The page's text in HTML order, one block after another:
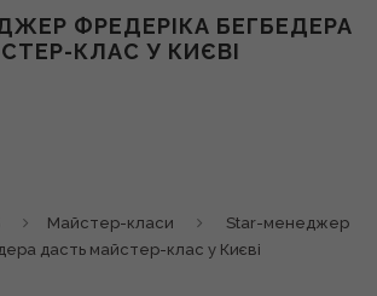
ФРЕДЕРІКА БЕГБЕДЕРА
КЛАС У КИЄВІ
Майстер-класи
Star-менеджер
дасть майстер-клас у Києві